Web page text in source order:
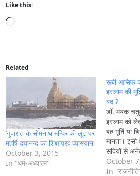
Like this:
L
d
i
n
…
Related
‘गुजरात के सोमनाथ मन्दिर की लूट पर
महर्षि दयानन्द का शिक्षाप्रद व्याख्यान’
October 3, 2015
In "धर्म-अध्यात्म"
रूबी आसिफ
इस्लाम की
बंद ?
डॉ. मयंक
इस्लाम को
वह मूर्ति या
मानता। इसी
सदियों से
करने का
उनमें मूर्ति
October
In